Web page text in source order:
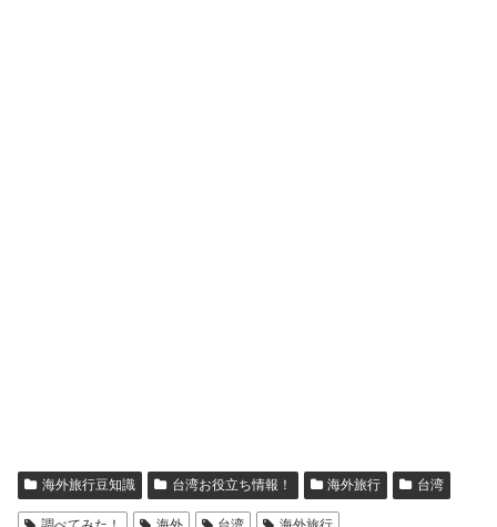
海外旅行豆知識 台湾お役立ち情報！ 海外旅行 台湾